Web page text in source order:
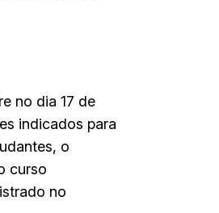
no dia 17 de
indicados para
o
curso
no